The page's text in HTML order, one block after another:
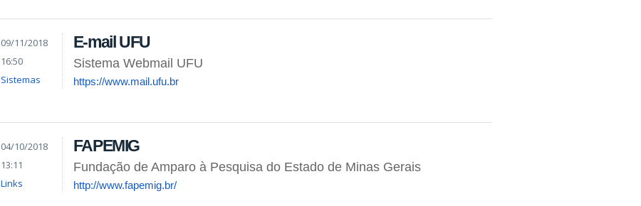
09/11/2018
16:50
Sistemas
E-mail UFU
Sistema Webmail UFU
https://www.mail.ufu.br
04/10/2018
13:11
Links
FAPEMIG
Fundação de Amparo à Pesquisa do Estado de Minas Gerais
http://www.fapemig.br/